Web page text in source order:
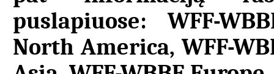
puslapiuose: WFF-
North America, WFF-